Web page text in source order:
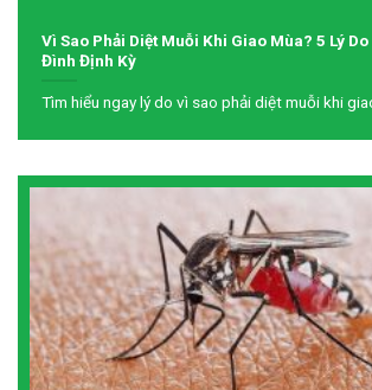
Vì Sao Phải Diệt Muỗi Khi Giao Mùa? 5 Lý Do
Đình Định Kỳ
Tìm hiểu ngay lý do vì sao phải diệt muỗi khi